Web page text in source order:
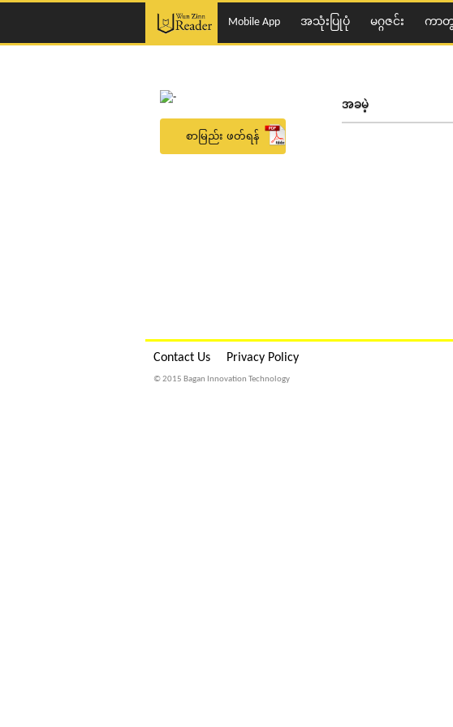
Mobile App အသုံးပြုပုံ မဂ္ဂဇင်း ကာတွ
စာမြည်း ဖတ်ရန်
အခမဲ့
Contact Us Privacy Policy
© 2015 Bagan Innovation Technology